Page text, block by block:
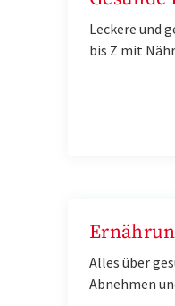
Leckere und
bis Z mit
Alles über
Abnehmen